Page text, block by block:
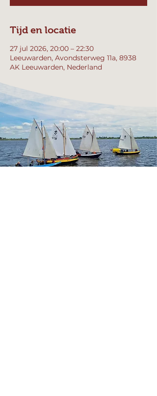
Tijd en locatie
27 jul 2026, 20:00 – 22:30
Leeuwarden, Avondsterweg 11a, 8938
AK Leeuwarden, Nederland
ma 10 aug, 20:00
ma 17 aug, 20:00
ma 24 aug, 20:00
Bekijk alle 4 datums